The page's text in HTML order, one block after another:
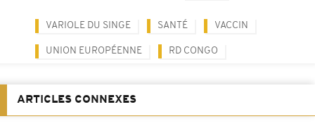
VARIOLE DU SINGE SANTÉ VACCIN
UNION EUROPÉENNE RD CONGO
ARTICLES CONNEXES